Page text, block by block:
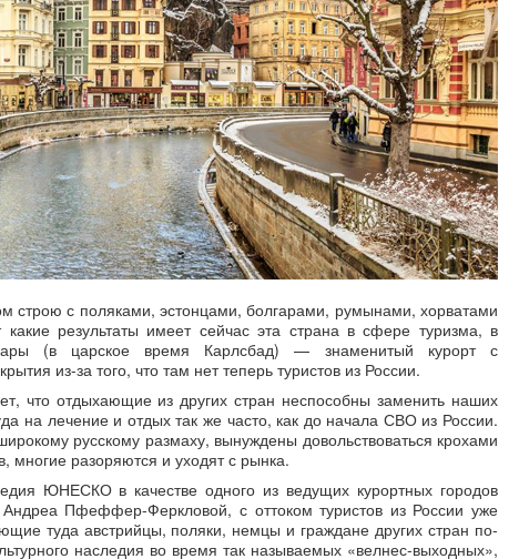
строю с поляками, эстонцами, болгарами, румынами, хорватами
результаты имеет сейчас эта страна в сфере туризма, в
(в царское время Карлсбад) — знаменитый курорт с
из-за того, что там нет теперь туристов из России.
что отдыхающие из других стран неспособны заменить наших
на лечение и отдых так же часто, как до начала СВО из России.
русскому размаху, вынуждены довольствоваться крохами
многие разоряются и уходят с рынка.
ЮНЕСКО в качестве одного из ведущих курортных городов
Пфеффер-Феркловой, с оттоком туристов из России уже
туда австрийцы, поляки, немцы и граждане других стран по-
наследия во время так называемых «велнес-выходных»,